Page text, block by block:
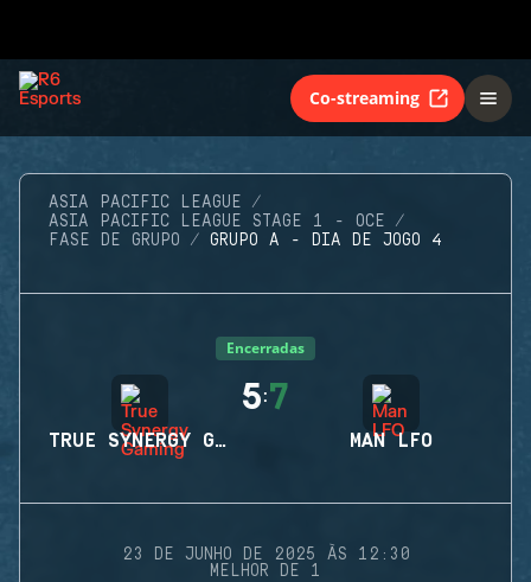
Co-streaming
ASIA PACIFIC LEAGUE
ASIA PACIFIC LEAGUE STAGE 1 - OCE
FASE DE GRUPO
GRUPO A - DIA DE JOGO 4
Encerradas
TRUE SYNERGY GAMING
5:7
MAN LFO
23 DE JUNHO DE 2025 ÀS 12:30
MELHOR DE 1